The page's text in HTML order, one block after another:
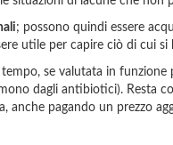
; possono quindi essere
utile per capire ciò di cui
se valutata in
dagli antibiotici). Resta
anche pagando un prezzo